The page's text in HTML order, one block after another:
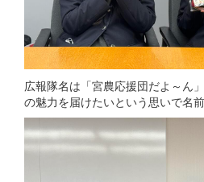
広報隊名は「宮農応援団だよ～ん
の魅力を届けたいという思いで名前